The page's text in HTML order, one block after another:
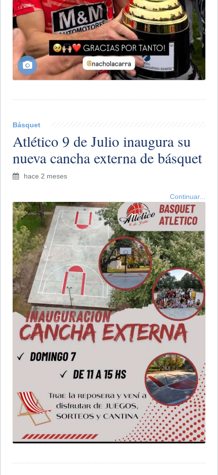
Básquet
Atlético 9 de Julio inaugura su
nueva cancha externa de básquet
hace 2 meses
Continuar...